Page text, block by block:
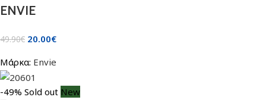
ENVIE
49.90€ 20.00€
Μάρκα: Envie
-49% Sold out New